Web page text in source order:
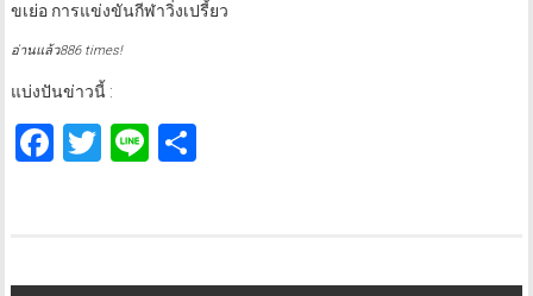
ขเย่อ การแข่งขันกีฬาวิ่งเปรี้ยว
อ่านแล้ว886 times!
แบ่งปันข่าวนี้ :
Facebook
Twitter
LineShare